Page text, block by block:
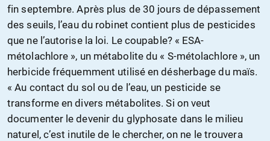
fin septembre. Après plus de 30 jours de dépassement
des seuils, l’eau du robinet contient plus de pesticides
que ne l’autorise la loi. Le coupable? « ESA-
métolachlore », un métabolite du « S-métolachlore », un
herbicide fréquemment utilisé en désherbage du maïs.
« Au contact du sol ou de l’eau, un pesticide se
transforme en divers métabolites. Si on veut
documenter le devenir du glyphosate dans le milieu
naturel, c’est inutile de le chercher, on ne le trouvera